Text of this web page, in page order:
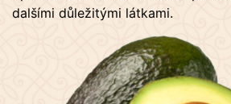
dalšími důležitými látkami.